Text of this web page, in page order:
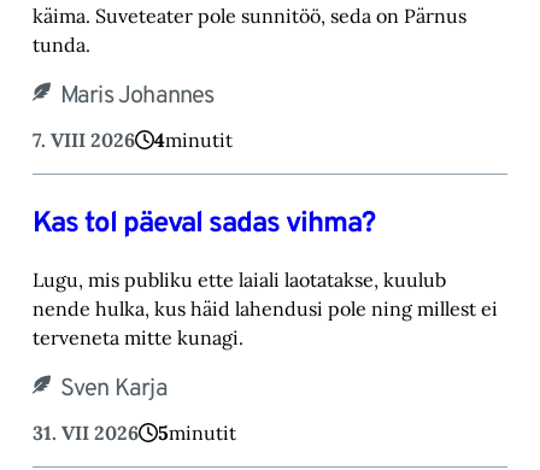
käima. Suveteater pole sunnitöö, seda on Pärnus
tunda.‎
Maris Johannes
7. VIII 2026 4minutit
Kas tol päeval sadas vihma?
Lugu, mis publiku ette laiali laotatakse, kuulub
nende hulka, kus häid lahendusi pole ning millest ei
terveneta mitte kunagi.
Sven Karja
31. VII 2026 5minutit